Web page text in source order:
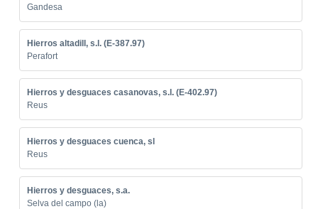
Gandesa
Hierros altadill, s.l. (E-387.97)
Perafort
Hierros y desguaces casanovas, s.l. (E-402.97)
Reus
Hierros y desguaces cuenca, sl
Reus
Hierros y desguaces, s.a.
Selva del campo (la)